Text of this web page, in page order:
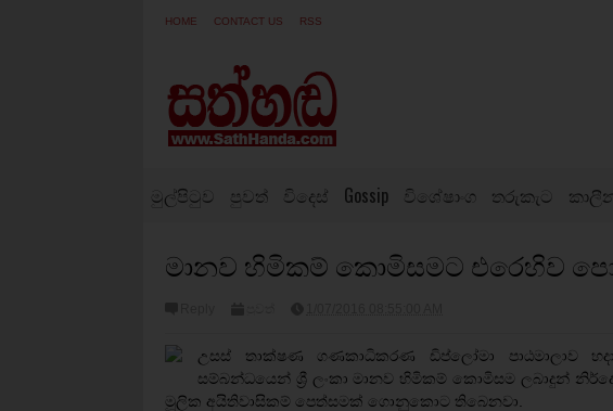
HOME CONTACT US RSS
මුල්පිටුව පුවත් විදෙස් Gossip විශේෂාංග තරුකැට
මානව හිමිකම් කොමිසමට එරෙහිව
උසස් තාක්ෂණ ගණකාධිකරණ ඩිප්ලෝමා පාඨමාලාව
සම්බන්ධයෙන් ශ්‍රී ලංකා මානව හිමිකම් කොමිසම ලබාදුන්
මූලික අයිතිවාසිකම් පෙත්සමක් ගොනුකොට තිබෙනවා.